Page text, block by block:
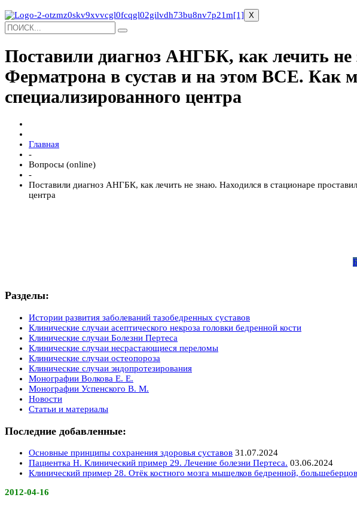
X
Поставили диагноз АНГБК, как лечить не
Ферматрона в сустав и на этом ВСЕ. Как
специализированного центра
Главная
-
Вопросы (online)
-
Поставили диагноз АНГБК, как лечить не знаю. Находился в стационаре
центра
Разделы:
Истории развития заболеваний тазобедренных суставов
Клинические случаи асептического некроза головки бедренной кости
Клинические случаи Болезни Пертеса
Клинические случаи несрастающиеся переломы
Клинические случаи остеопороза
Клинические случаи эндопротезирования
Монографии Волкова Е. Е.
Монографии Успенского В. М.
Новости
Статьи и материалы
Последние добавленные:
Основные принципы сохранения здоровья суставов 31.07.2024
Пациентка Н. Клинический пример 29. Лечение болезни Пертеса. 03.06.2024
Клинический пример 28. Отёк костного мозга мыщелков бедренной,
2012-04-16